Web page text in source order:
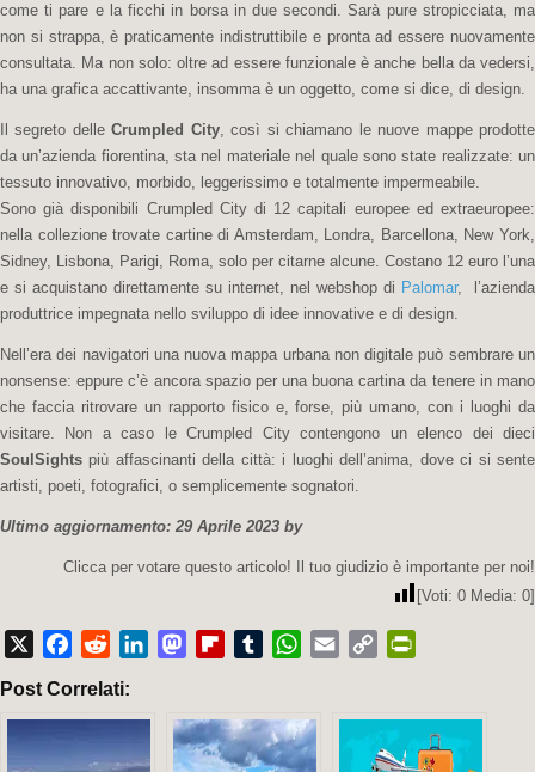
come ti pare e la ficchi in borsa in due secondi. Sarà pure stropicciata, ma
non si strappa, è praticamente indistruttibile e pronta ad essere nuovamente
consultata. Ma non solo: oltre ad essere funzionale è anche bella da vedersi,
ha una grafica accattivante, insomma è un oggetto, come si dice, di design.
Il segreto delleCrumpled City, così si chiamano le nuove mappe prodotte
da un’azienda fiorentina, sta nel materiale nel quale sono state realizzate: un
tessuto innovativo, morbido, leggerissimo e totalmente impermeabile.
Sono già disponibili Crumpled City di 12 capitali europee ed extraeuropee:
nella collezione trovate cartine di Amsterdam, Londra, Barcellona, New York,
Sidney, Lisbona, Parigi, Roma, solo per citarne alcune. Costano 12 euro l’una
e si acquistano direttamente su internet, nel webshop di Palomar, l’azienda
produttrice impegnata nello sviluppo di idee innovative e di design.
Nell’era dei navigatori una nuova mappa urbana non digitale può sembrare un
nonsense: eppure c’è ancora spazio per una buona cartina da tenere in mano
che faccia ritrovare un rapporto fisico e, forse, più umano, con i luoghi da
visitare. Non a caso le Crumpled City contengono un elenco dei dieci
SoulSights più affascinanti della città: i luoghi dell’anima, dove ci si sente
artisti, poeti, fotografici, o semplicemente sognatori.
Ultimo aggiornamento: 29 Aprile 2023 by
Clicca per votare questo articolo! Il tuo giudizio è importante per noi!
[Voti: 0 Media: 0]
Post Correlati: